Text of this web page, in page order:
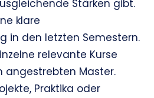
Stärken gibt.
klare
in den letzten Semestern.
relevante Kurse
angestrebten Master.
Praktika oder